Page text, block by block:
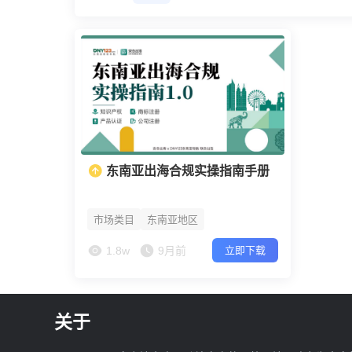
东南亚出海合规实操指南手册
市场类目 东南亚地区
1.8w 9月前 立即下载
关于